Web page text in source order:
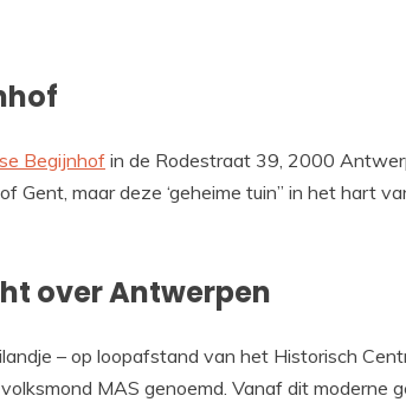
Begijnhof in de Rodestraat 39, 2000
Gent, maar deze ‘geheime tuin” in het hart
over Antwerpen
– op loopafstand van het Historisch
MAS genoemd. Vanaf dit moderne